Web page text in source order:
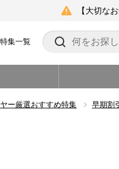
【大切な
特集一覧
ー厳選おすすめ特集 早期割